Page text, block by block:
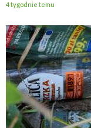
4 tygodnie temu